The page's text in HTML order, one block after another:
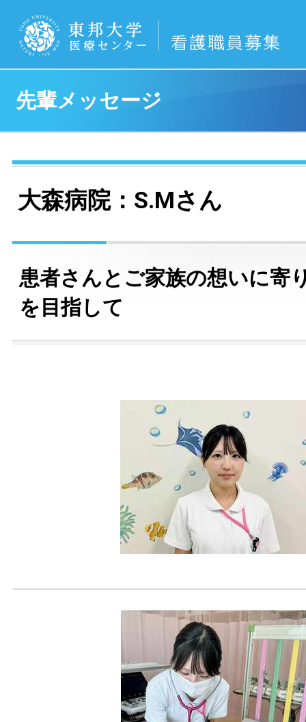
先輩メッセージ
大森病院：S.Mさん
患者さんとご家族の想いに寄
を目指して